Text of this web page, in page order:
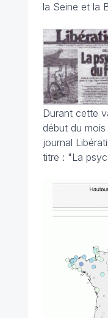
la Seine et la
Durant cette
début du
journal
titre : "La